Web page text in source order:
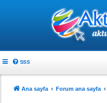
SSS
Ana sayfa Forum ana sayfa